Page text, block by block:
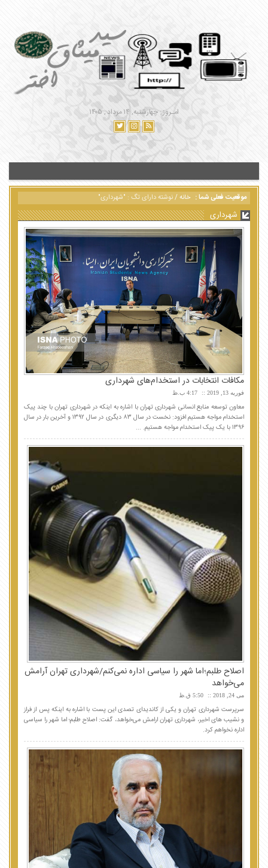
امـروز : چهارشنبه, ۱۴ مرداد , ۱۴۰۵
موقعیت فعلی شما : خانه/نوشته دارای تگ : "شهرداری"
شهرداری
مکافات انتخابات در استخدام‌های شهرداری
فوریه 13, 2019 4:17 ب.ظ
معاون توسعه منابع انسانی شهرداری تهران با اشاره به اینکه در شهرداری تهران با چند پیک
استخدام مواجه هستیم افزود: نخست در سال ۸۳ دیگری در سال ۱۳۹۲ و آخرین بار در سال
۱۳۹۶ با یک پیک استخدام مواجه هستیم. ...
اصلاح طلبم؛اما شهر را سیاسی اداره نمی‌کنم/شهرداری تهران آرامش
می‌خواهد
می 24, 2018 5:50 ق.ظ
سرپرست شهرداری تهران و یکی از کاندیدای تصدی این پست با اشاره به اینکه پس از فراز
و نشیب های اخیر، شهرداری تهران ارامش می‌خواهد، گفت: اصلاح طلبم؛ اما شهر را سیاسی
اداره نخواهم کرد.